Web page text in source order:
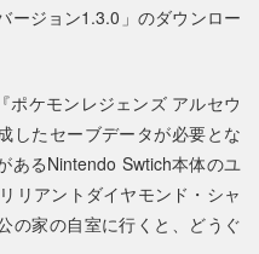
ージョン1.3.0」のダウンロー
ポケモンレジェンズ アルセウ
したセーブデータが必要とな
あるNintendo Swtich本体のユ
リアントダイヤモンド・シャ
の家の自室に行くと、どうぐ